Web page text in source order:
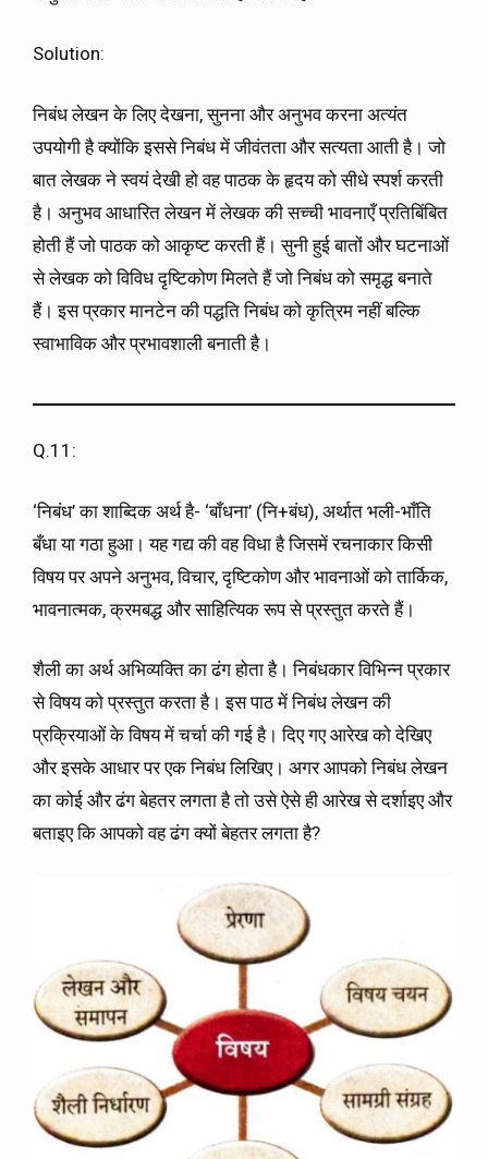
Solution:
निबंध लेखन के लिए देखना, सुनना और अनुभव करना अत्यंत
उपयोगी है क्योंकि इससे निबंध में जीवंतता और सत्यता आती है। जो
बात लेखक ने स्वयं देखी हो वह पाठक के हृदय को सीधे स्पर्श करती
है। अनुभव आधारित लेखन में लेखक की सच्ची भावनाएँ प्रतिबिंबित
होती हैं जो पाठक को आकृष्ट करती हैं। सुनी हुई बातों और घटनाओं
से लेखक को विविध दृष्टिकोण मिलते हैं जो निबंध को समृद्ध बनाते
हैं। इस प्रकार मानटेन की पद्धति निबंध को कृत्रिम नहीं बल्कि
स्वाभाविक और प्रभावशाली बनाती है।
Q.11:
‘निबंध’ का शाब्दिक अर्थ है- ‘बाँधना’ (नि+बंध), अर्थात भली-भाँति
बँधा या गठा हुआ। यह गद्य की वह विधा है जिसमें रचनाकार किसी
विषय पर अपने अनुभव, विचार, दृष्टिकोण और भावनाओं को तार्किक,
भावनात्मक, क्रमबद्ध और साहित्यिक रूप से प्रस्तुत करते हैं।
शैली का अर्थ अभिव्यक्ति का ढंग होता है। निबंधकार विभिन्न प्रकार
से विषय को प्रस्तुत करता है। इस पाठ में निबंध लेखन की
प्रक्रियाओं के विषय में चर्चा की गई है। दिए गए आरेख को देखिए
और इसके आधार पर एक निबंध लिखिए। अगर आपको निबंध लेखन
का कोई और ढंग बेहतर लगता है तो उसे ऐसे ही आरेख से दर्शाइए और
बताइए कि आपको वह ढंग क्यों बेहतर लगता है?